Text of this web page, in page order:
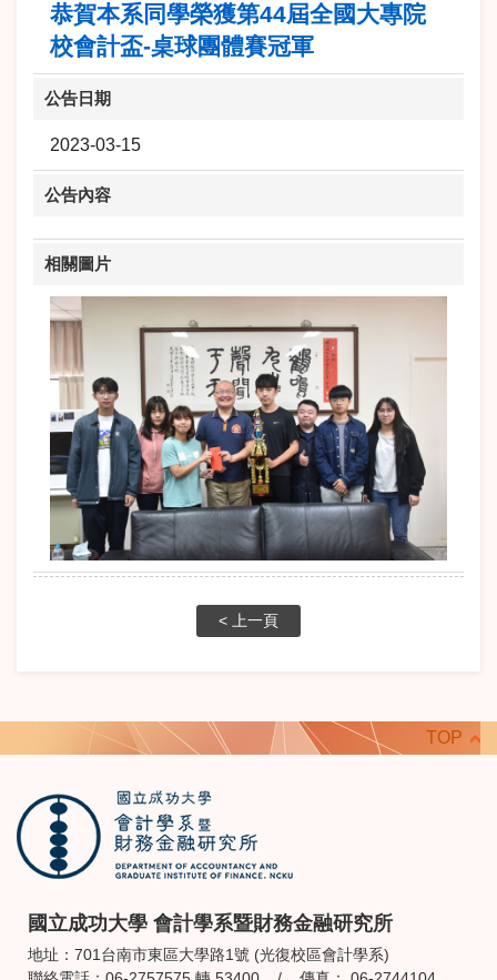
恭賀本系同學榮獲第44屆全國大專院
校會計盃-桌球團體賽冠軍
公告日期
2023-03-15
公告內容
相關圖片
< 上一頁
TOP
國立成功大學 會計學系暨財務金融研究所
地址：701台南市東區大學路1號 (光復校區會計學系)